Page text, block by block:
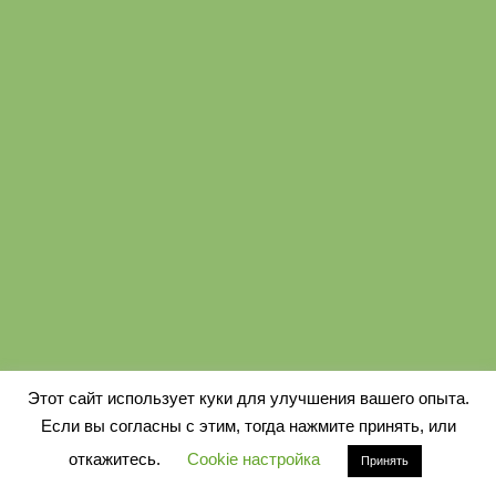
Этот сайт использует куки для улучшения вашего опыта.
Если вы согласны с этим, тогда нажмите принять, или
откажитесь.
Cookie настройка Принять